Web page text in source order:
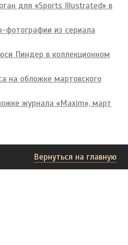
для «Sports Illustrated» в
из сериала
Пиндер в коллекционном
на обложке мартовского
журнала «Maxim», март
Вернуться на главную